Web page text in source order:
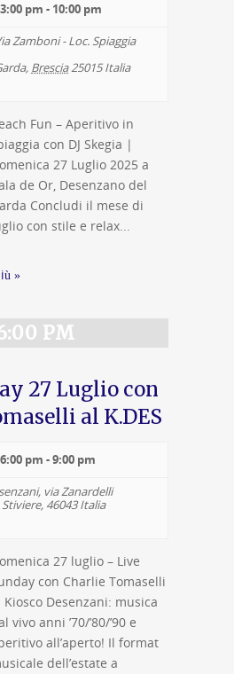
pm - 10:00 pm
Zamboni - Loc. Spiaggia
, Brescia25015 Italia
Fun – Aperitivo in
con DJ Skegia |
27 Luglio 2025 a
de Or, Desenzano del
Concludi il mese di
con stile e relax...
»
PM
27 Luglio con
al K.DES
pm -9:00 pm
via Zanardelli
, 46043 Italia
27 luglio – Live
con Charlie Tomaselli
Kiosco Desenzani: musica
vivo anni ’70/’80/’90 e
all’aperto! Il format
dell’estate a